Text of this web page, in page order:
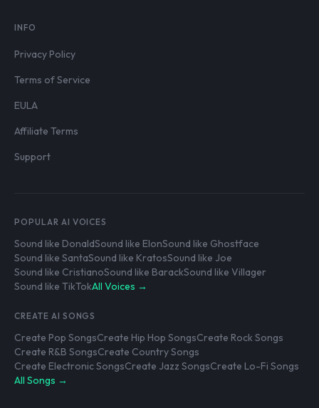
INFO
Privacy Policy
Terms of Service
EULA
Affiliate Terms
Support
POPULAR AI VOICES
Sound like DonaldSound like ElonSound like Ghostface
Sound like SantaSound like KratosSound like Joe
Sound like CristianoSound like BarackSound like Villager
Sound like TikTokAll Voices →
CREATE AI SONGS
Create Pop SongsCreate Hip Hop SongsCreate Rock Songs
Create R&B SongsCreate Country Songs
Create Electronic SongsCreate Jazz SongsCreate Lo-Fi Songs
All Songs →